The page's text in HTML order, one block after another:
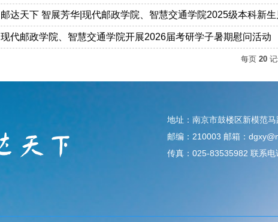
邮达天下 智展芳华|现代邮政学院、智慧交通学院2025级本科新生
现代邮政学院、智慧交通学院开展2026届考研学子暑期慰问活动
每页 20
地址：南京市鼓楼区新模范
邮编：210003 邮箱：
传真：025-83535982 联系